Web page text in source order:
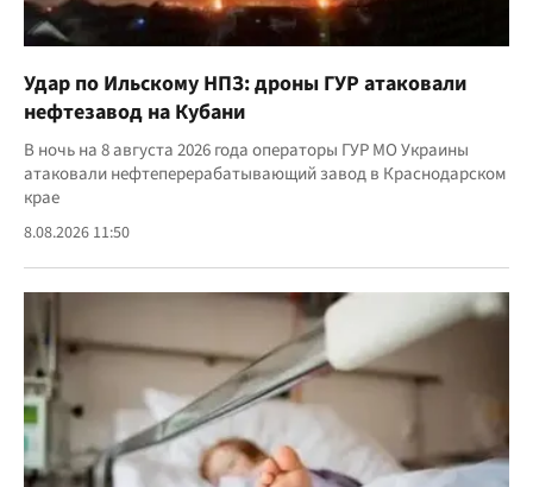
Удар по Ильскому НПЗ: дроны ГУР атаковали
нефтезавод на Кубани
В ночь на 8 августа 2026 года операторы ГУР МО Украины
атаковали нефтеперерабатывающий завод в Краснодарском
крае
8.08.2026 11:50